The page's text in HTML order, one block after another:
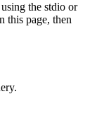
the stdio or
this page, then